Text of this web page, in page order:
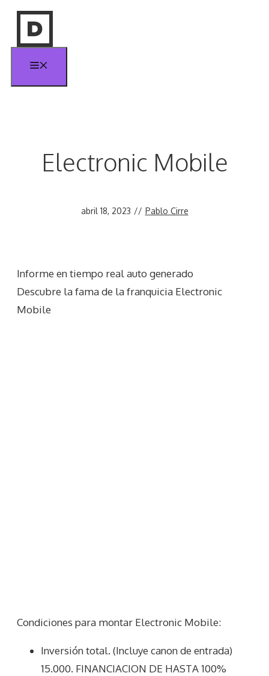
Saltar
contenido
Electronic Mobile
abril 18, 2023 // Pablo Cirre
Informe en tiempo real auto generado
Descubre la fama de la franquicia Electronic
Mobile
Condiciones para montar Electronic Mobile:
Inversión total. (Incluye canon de entrada)
15.000. FINANCIACION DE HASTA 100%